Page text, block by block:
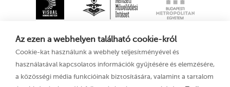
Az ezen a webhelyen található cookie-król
Cookie-kat használunk a webhely teljesítményével és
használatával kapcsolatos információk gyűjtésére és elemzésére,
a közösségi média funkcióinak biztosítására, valamint a tartalom